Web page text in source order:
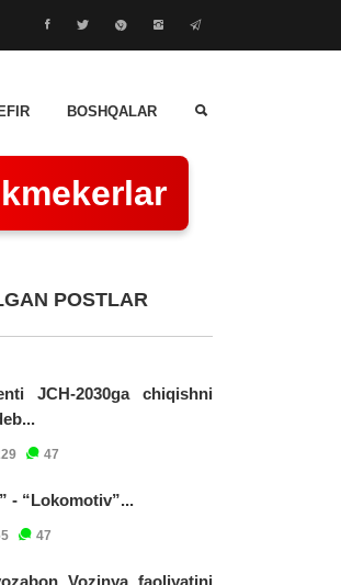
BOSHQALAR
POSTLAR
JCH-2030ga chiqishni
47
- “Lokomotiv”...
47
Vozinya faoliyatini